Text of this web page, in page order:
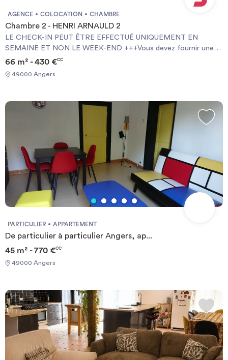
AGENCE COLOCATION CHAMBRE
Chambre 2 - HENRI ARNAULD 2
LE CHECK-IN PEUT ÊTRE EFFECTUÉ UNIQUEMENT EN
SEMAINE ET NON LE WEEK-END +++Vous devez fournir une
Garantie Visale obligatoirement et une assurance habitation+++
[ENG] CHECK-IN CAN ONLY BE DONE ON WEEKDAYS AND
NOT AT WEEKENDS +++You must provide a Visale Guarantee
66 m² - 430 €CC
49000 Angers
PARTICULIER APPARTEMENT
De particulier à particulier Angers, ap...
45 m² - 770 €CC
49000 Angers